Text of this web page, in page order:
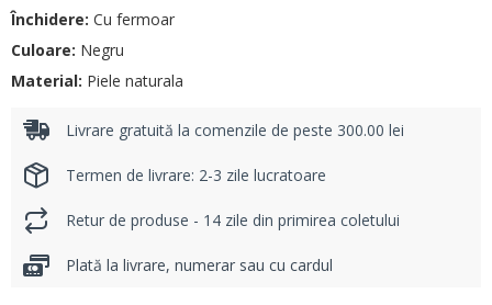
Închidere: Cu fermoar
Culoare: Negru
Material: Piele naturala
Livrare gratuită la comenzile de peste 300.00 lei
Termen de livrare: 2-3 zile lucratoare
Retur de produse - 14 zile din primirea coletului
Plată la livrare, numerar sau cu cardul